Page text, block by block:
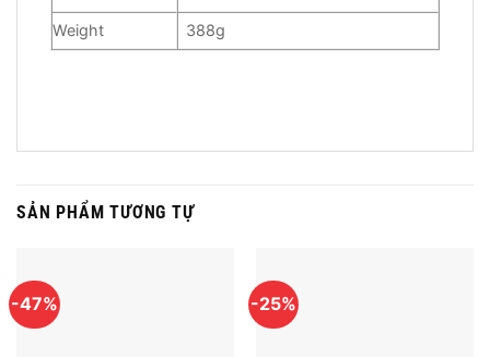
Weight
388g
SẢN PHẨM TƯƠNG TỰ
-47% -25%